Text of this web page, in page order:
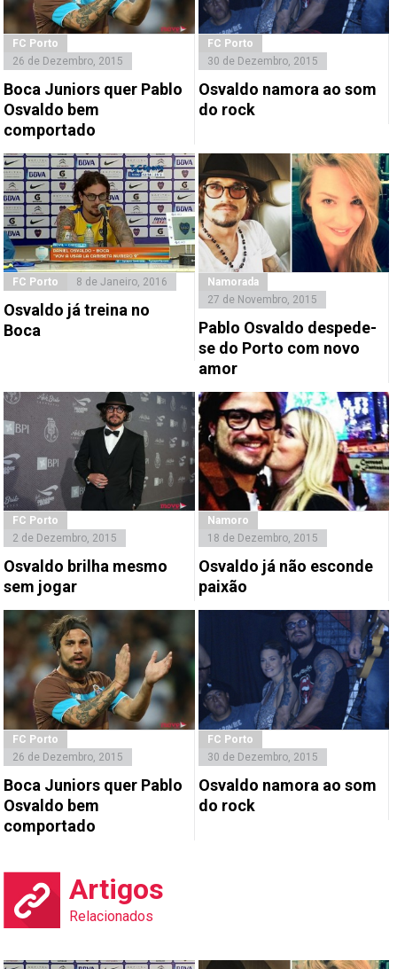
FC Porto
26 de Dezembro, 2015
Boca Juniors quer Pablo
Osvaldo bem
comportado
FC Porto
30 de Dezembro, 2015
Osvaldo namora ao som
do rock
FC Porto 8 de Janeiro, 2016
Osvaldo já treina no
Boca
Namorada
27 de Novembro, 2015
Pablo Osvaldo despede-
se do Porto com novo
amor
FC Porto
2 de Dezembro, 2015
Osvaldo brilha mesmo
sem jogar
Namoro
18 de Dezembro, 2015
Osvaldo já não esconde
paixão
FC Porto
26 de Dezembro, 2015
Boca Juniors quer Pablo
Osvaldo bem
comportado
FC Porto
30 de Dezembro, 2015
Osvaldo namora ao som
do rock
Artigos
Relacionados